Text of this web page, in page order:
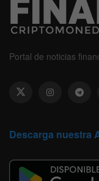
Portal de noticias
Descarga nuestra